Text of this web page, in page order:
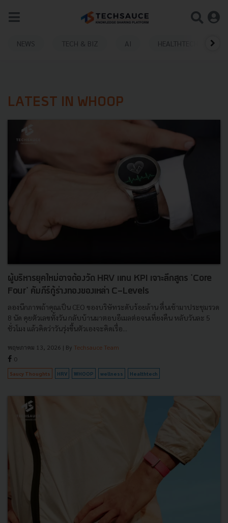
NEWS TECH & BIZ AI HEALTHTECH
LATEST IN WHOOP
ผู้บริหารยุคใหม่อาจต้องวัด HRV แทน KPI เจาะลึกสูตร 'Core
Four' คัมภีร์กู้ร่างทองของเหล่า C-Levels
ลองนึกภาพถ้าคุณเป็น CEO ของบริษัทระดับร้อยล้าน ตื่นเช้ามาประชุมรวด
8 นัด คุยตัวเลขทั้งวัน กลับบ้านมาตอบอีเมลต่อจนเที่ยงคืน หลับวันละ 5
ชั่วโมง แล้วคิดว่าวันรุ่งขึ้นตัวเองจะคิดเรื่อ...
พฤษภาคม 13, 2026 | By Techsauce Team
0
Saucy Thoughts HRV WHOOP wellness Healthtech